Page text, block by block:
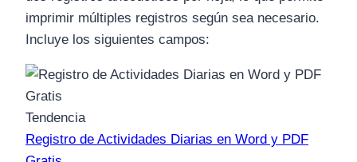
imprimir múltiples registros según sea necesario.
Incluye los siguientes campos:
Tendencia
Registro de Actividades Diarias en Word y PDF